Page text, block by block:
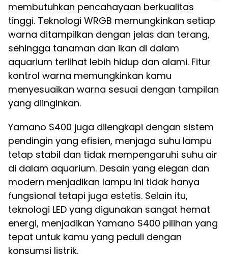
membutuhkan pencahayaan berkualitas
tinggi. Teknologi WRGB memungkinkan setiap
warna ditampilkan dengan jelas dan terang,
sehingga tanaman dan ikan di dalam
aquarium terlihat lebih hidup dan alami. Fitur
kontrol warna memungkinkan kamu
menyesuaikan warna sesuai dengan tampilan
yang diinginkan.
Yamano S400 juga dilengkapi dengan sistem
pendingin yang efisien, menjaga suhu lampu
tetap stabil dan tidak mempengaruhi suhu air
di dalam aquarium. Desain yang elegan dan
modern menjadikan lampu ini tidak hanya
fungsional tetapi juga estetis. Selain itu,
teknologi LED yang digunakan sangat hemat
energi, menjadikan Yamano S400 pilihan yang
tepat untuk kamu yang peduli dengan
konsumsi listrik.